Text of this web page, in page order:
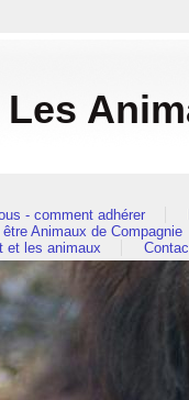
- comment adhérer
Animaux de Compagnie
et les animaux